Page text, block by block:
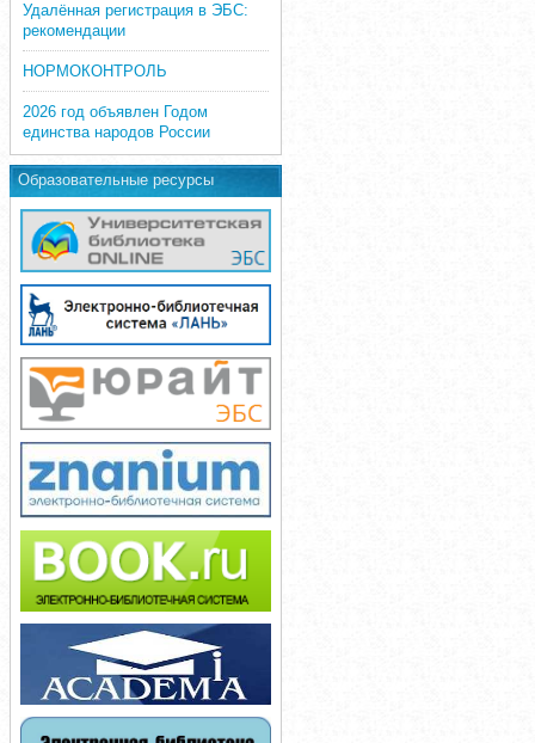
Удалённая регистрация в ЭБС:
рекомендации
НОРМОКОНТРОЛЬ
2026 год объявлен Годом
единства народов России
Образовательные ресурсы